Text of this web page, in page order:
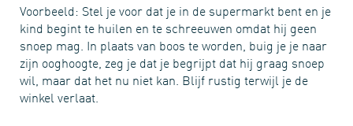
Voorbeeld: Stel je voor dat je in de supermarkt bent en je
kind begint te huilen en te schreeuwen omdat hij geen
snoep mag. In plaats van boos te worden, buig je je naar
zijn ooghoogte, zeg je dat je begrijpt dat hij graag snoep
wil, maar dat het nu niet kan. Blijf rustig terwijl je de
winkel verlaat.